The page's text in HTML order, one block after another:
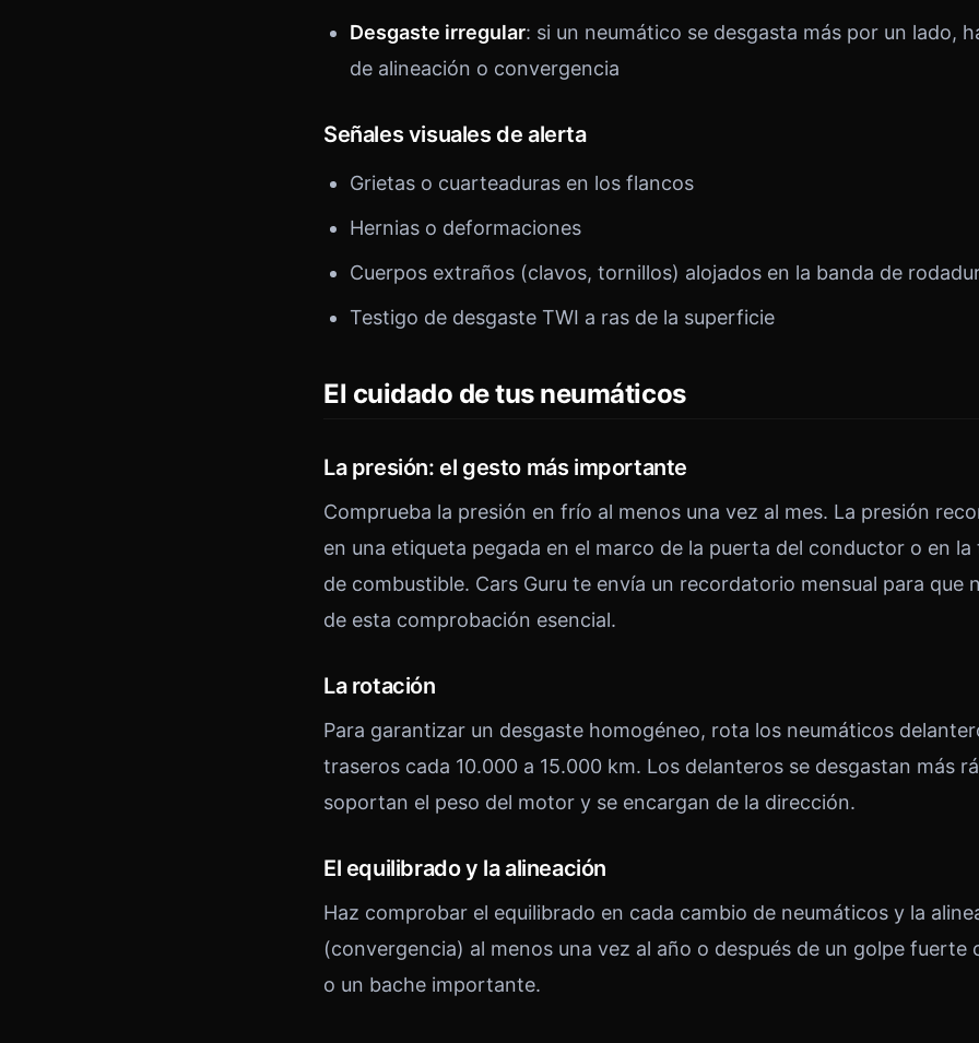
Desgaste irregular: si un neumático se desgasta más por un lado,
de alineación o convergencia
Señales visuales de alerta
Grietas o cuarteaduras en los flancos
Hernias o deformaciones
Cuerpos extraños (clavos, tornillos) alojados en la banda de
Testigo de desgaste TWI a ras de la superficie
El cuidado de tus neumáticos
La presión: el gesto más importante
Comprueba la presión en frío al menos una vez al mes. La presión
en una etiqueta pegada en el marco de la puerta del conductor o en
de combustible. Cars Guru te envía un recordatorio mensual para que
de esta comprobación esencial.
La rotación
Para garantizar un desgaste homogéneo, rota los neumáticos
traseros cada 10.000 a 15.000 km. Los delanteros se desgastan más
soportan el peso del motor y se encargan de la dirección.
El equilibrado y la alineación
Haz comprobar el equilibrado en cada cambio de neumáticos y la
(convergencia) al menos una vez al año o después de un golpe fuerte
o un bache importante.